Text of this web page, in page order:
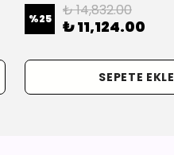
%25 ₺ 14,832.00
₺ 11,124.00
SEPETE EKLE